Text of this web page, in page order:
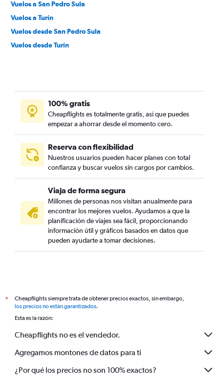
Vuelos a San Pedro Sula
Vuelos a Turín
Vuelos desde San Pedro Sula
Vuelos desde Turín
100% gratis
Cheapflights es totalmente gratis, así que puedes
empezar a ahorrar desde el momento cero.
Reserva con flexibilidad
Nuestros usuarios pueden hacer planes con total
confianza y buscar vuelos sin cargos por cambios.
Viaja de forma segura
Millones de personas nos visitan anualmente para
encontrar los mejores vuelos. Ayudamos a que la
planificación de viajes sea fácil, proporcionando
información útil y gráficos basados en datos que
pueden ayudarte a tomar decisiones.
*
Cheapflights siempre trata de obtener precios exactos, sin embargo,
los precios no están garantizados.
Esta es la razón:
Cheapflights no es el vendedor.
Agregamos montones de datos para ti
¿Por qué los precios no son 100% exactos?